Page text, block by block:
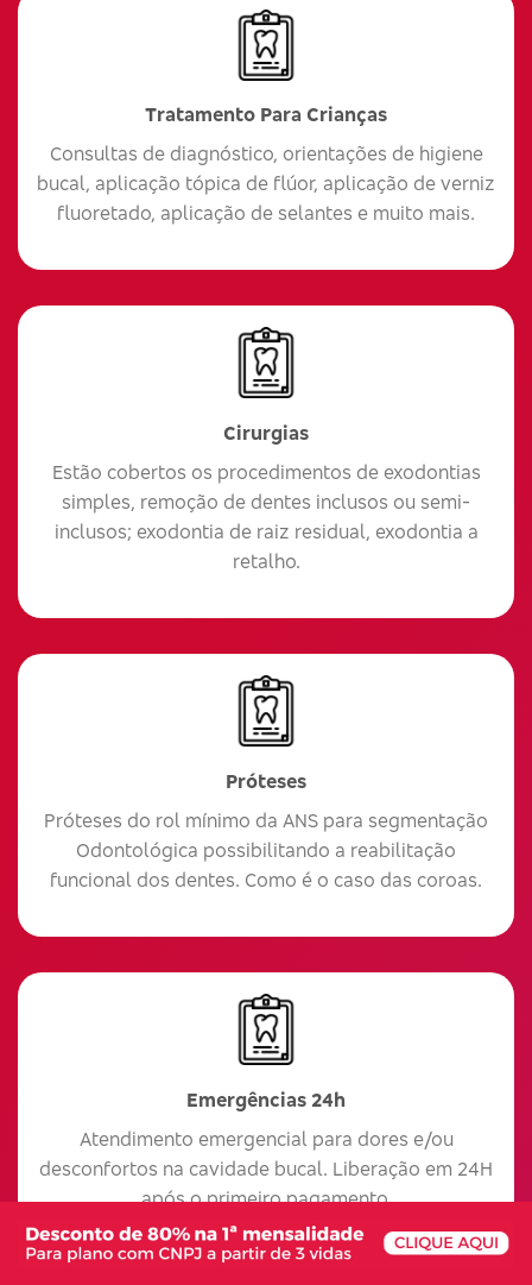
Tratamento Para Crianças
Consultas de diagnóstico, orientações de higiene
bucal, aplicação tópica de flúor, aplicação de verniz
fluoretado, aplicação de selantes e muito mais.
Cirurgias
Estão cobertos os procedimentos de exodontias
simples, remoção de dentes inclusos ou semi-
inclusos; exodontia de raiz residual, exodontia a
retalho.
Próteses
Próteses do rol mínimo da ANS para segmentação
Odontológica possibilitando a reabilitação
funcional dos dentes. Como é o caso das coroas.
Emergências 24h
Atendimento emergencial para dores e/ou
desconfortos na cavidade bucal. Liberação em 24H
após o primeiro pagamento.